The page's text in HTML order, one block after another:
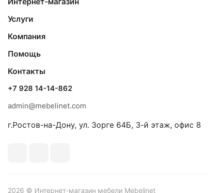
Услуги
Компания
Помощь
Контакты
+7 928 14-14-862
admin@mebelinet.com
г.Ростов-на-Дону, ул. Зорге 64Б, 3-й этаж, офис 8
2026 © Интернет-магазин мебели Mebelinet